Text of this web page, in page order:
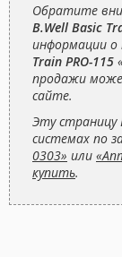
Обратите
B.Well Basic
информации
Train PRO-115
продажи
сайте.
Эту
системах по
0303» или
купить.